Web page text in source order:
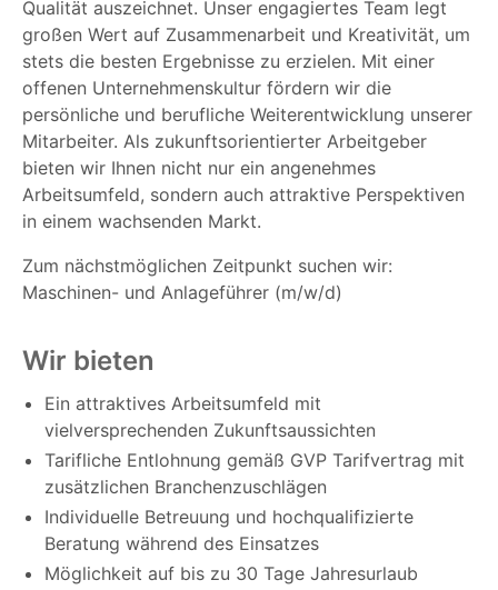
Qualität auszeichnet. Unser engagiertes Team legt
großen Wert auf Zusammenarbeit und Kreativität, um
stets die besten Ergebnisse zu erzielen. Mit einer
offenen Unternehmenskultur fördern wir die
persönliche und berufliche Weiterentwicklung unserer
Mitarbeiter. Als zukunftsorientierter Arbeitgeber
bieten wir Ihnen nicht nur ein angenehmes
Arbeitsumfeld, sondern auch attraktive Perspektiven
in einem wachsenden Markt.
Zum nächstmöglichen Zeitpunkt suchen wir:
Maschinen- und Anlageführer (m/w/d)
Wir bieten
Ein attraktives Arbeitsumfeld mit
vielversprechenden Zukunftsaussichten
Tarifliche Entlohnung gemäß GVP Tarifvertrag mit
zusätzlichen Branchenzuschlägen
Individuelle Betreuung und hochqualifizierte
Beratung während des Einsatzes
Möglichkeit auf bis zu 30 Tage Jahresurlaub